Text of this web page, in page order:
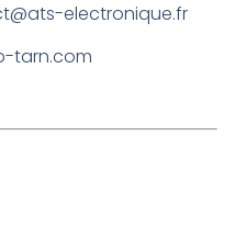
electronique.fr
tarn.com